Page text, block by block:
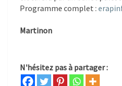
Programme complet :
Martinon
N'hésitez pas à partager :